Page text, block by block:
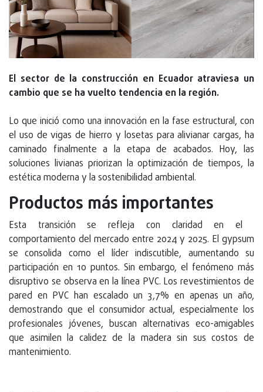
El sector de la construcción en Ecuador atraviesa un
cambio que se ha vuelto tendencia en la región.
Lo que inició como una innovación en la fase estructural, con
el uso de vigas de hierro y losetas para alivianar cargas, ha
caminado finalmente a la etapa de acabados. Hoy, las
soluciones livianas priorizan la optimización de tiempos, la
estética moderna y la sostenibilidad ambiental.
Productos más importantes
Esta transición se refleja con claridad en el
comportamiento del mercado entre 2024 y 2025. El gypsum
se consolida como el líder indiscutible, aumentando su
participación en 10 puntos. Sin embargo, el fenómeno más
disruptivo se observa en la línea PVC. Los revestimientos de
pared en PVC han escalado un 3,7% en apenas un año,
demostrando que el consumidor actual, especialmente los
profesionales jóvenes, buscan alternativas eco-amigables
que asimilen la calidez de la madera sin sus costos de
mantenimiento.